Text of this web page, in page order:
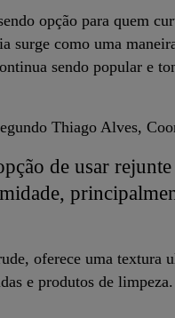
opção para quem
surge como uma
sendo popular e
Thiago Alves,
de usar
oferece uma textura
e produtos de limpeza.